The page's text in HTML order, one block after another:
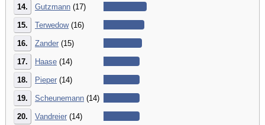
14. Gutzmann (17)
15. Terwedow(16)
16. Zander (15)
17. Haase (14)
18. Pieper (14)
19. Scheunemann (14)
20. Vandreier (14)